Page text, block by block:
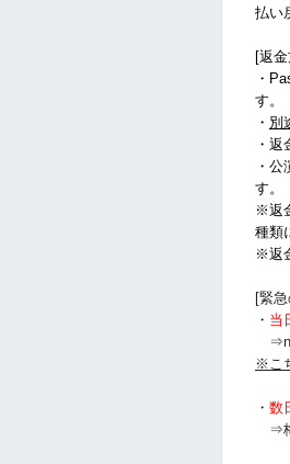
払い
[返
・
す。
・ 別
・ 返
・
す。
※返
種類
※返
[緊
・ 当
※こ
・ 数
⇒梅